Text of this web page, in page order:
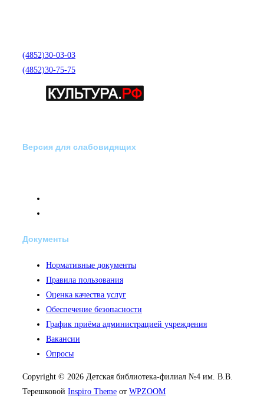
(4852)30-03-03
(4852)30-75-75
Версия для слабовидящих
Документы
Нормативные документы
Правила пользования
Оценка качества услуг
Обеспечение безопасности
График приёма администрацией учреждения
Вакансии
Опросы
Copyright © 2026 Детская библиотека-филиал №4 им. В.В.
Терешковой Inspiro Theme от WPZOOM